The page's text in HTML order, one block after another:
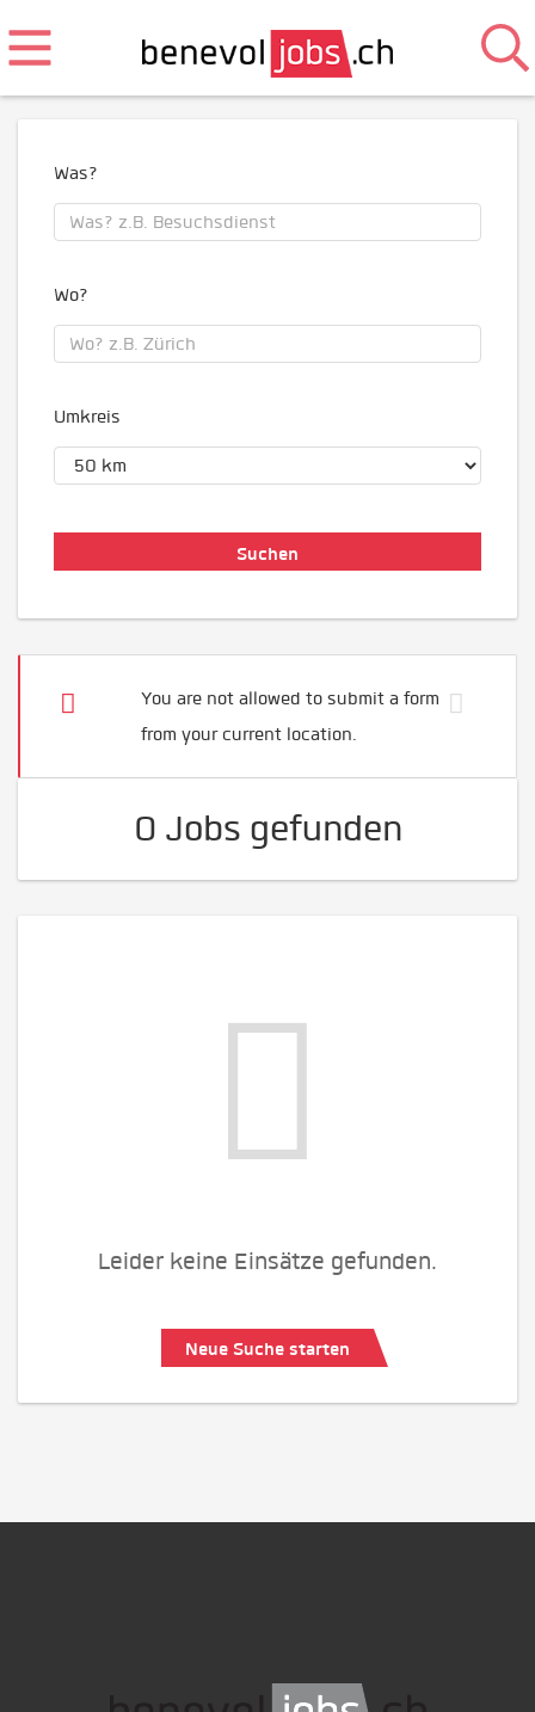
Was?
Wo?
Umkreis
You are not allowed to submit a form
from your current location.
0 Jobs gefunden
Leider keine Einsätze gefunden.
Neue Suche starten